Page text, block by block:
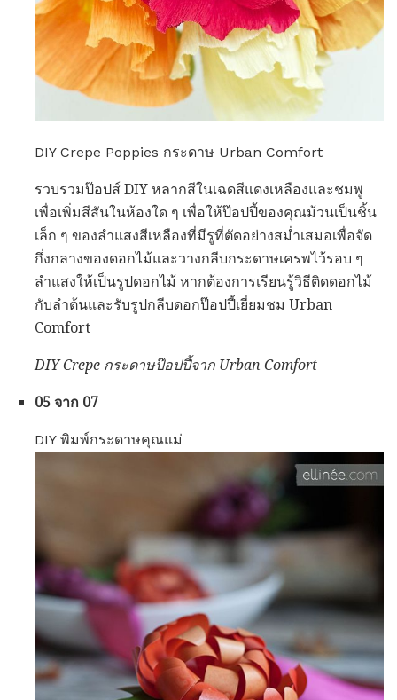
DIY Crepe Poppies กระดาษ Urban Comfort
รวบรวมป๊อปส์ DIY หลากสีในเฉดสีแดงเหลืองและชมพู
เพื่อเพิ่มสีสันในห้องใด ๆ เพื่อให้ป๊อปปี้ของคุณม้วนเป็นชิ้น
เล็ก ๆ ของลำแสงสีเหลืองที่มีรูที่ตัดอย่างสม่ำเสมอเพื่อจัด
กึ่งกลางของดอกไม้และวางกลีบกระดาษเครพไว้รอบ ๆ
ลำแสงให้เป็นรูปดอกไม้ หากต้องการเรียนรู้วิธีติดดอกไม้
กับลำต้นและรับรูปกลีบดอกป๊อปปี้เยี่ยมชม Urban
Comfort
DIY Crepe กระดาษป๊อปปี้จาก Urban Comfort
05 จาก 07
DIY พิมพ์กระดาษคุณแม่